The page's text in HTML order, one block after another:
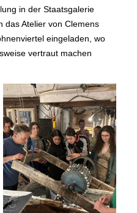
in der Staatsgalerie
das Atelier von Clemens
eingeladen, wo
vertraut machen